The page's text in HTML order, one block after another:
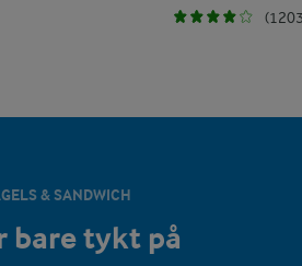
& SANDWICH
bare tykt på